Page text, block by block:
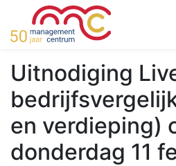
Uitnodiging
en verdieping)
donderdag 11